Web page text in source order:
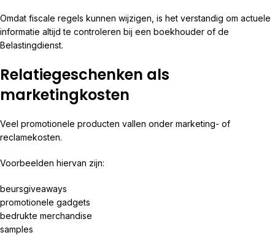
Omdat fiscale regels kunnen wijzigen, is het verstandig om actuele
informatie altijd te controleren bij een boekhouder of de
Belastingdienst.
Relatiegeschenken als
marketingkosten
Veel promotionele producten vallen onder marketing- of
reclamekosten.
Voorbeelden hiervan zijn:
beursgiveaways
promotionele gadgets
bedrukte merchandise
samples